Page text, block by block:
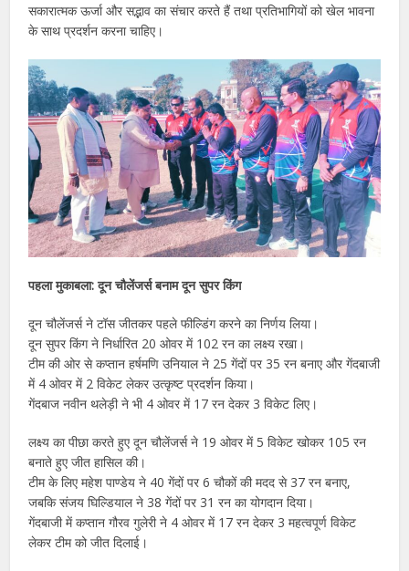
सकारात्मक ऊर्जा और सद्भाव का संचार करते हैं तथा प्रतिभागियों को खेल भावना
के साथ प्रदर्शन करना चाहिए।
पहला मुकाबला: दून चौलेंजर्स बनाम दून सुपर किंग
दून चौलेंजर्स ने टॉस जीतकर पहले फील्डिंग करने का निर्णय लिया।
दून सुपर किंग ने निर्धारित 20 ओवर में 102 रन का लक्ष्य रखा।
टीम की ओर से कप्तान हर्षमणि उनियाल ने 25 गेंदों पर 35 रन बनाए और गेंदबाजी
में 4 ओवर में 2 विकेट लेकर उत्कृष्ट प्रदर्शन किया।
गेंदबाज नवीन थलेड़ी ने भी 4 ओवर में 17 रन देकर 3 विकेट लिए।
लक्ष्य का पीछा करते हुए दून चौलेंजर्स ने 19 ओवर में 5 विकेट खोकर 105 रन
बनाते हुए जीत हासिल की।
टीम के लिए महेश पाण्डेय ने 40 गेंदों पर 6 चौकों की मदद से 37 रन बनाए,
जबकि संजय घिल्डियाल ने 38 गेंदों पर 31 रन का योगदान दिया।
गेंदबाजी में कप्तान गौरव गुलेरी ने 4 ओवर में 17 रन देकर 3 महत्वपूर्ण विकेट
लेकर टीम को जीत दिलाई।